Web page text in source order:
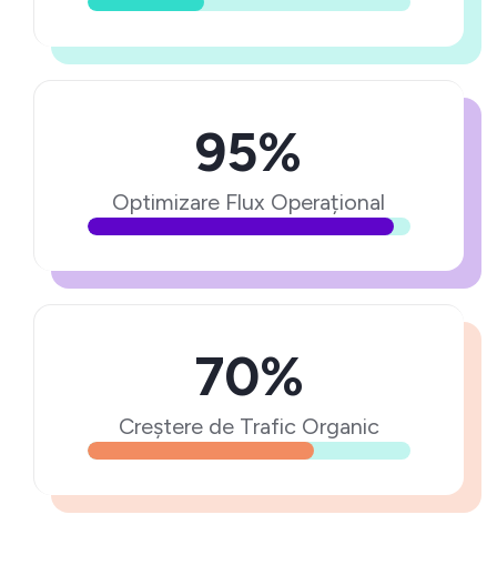
95%
Optimizare Flux Operațional
70%
Creștere de Trafic Organic